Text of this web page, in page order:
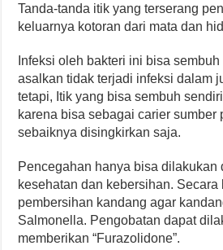
Tanda-tanda itik yang terserang
keluarnya kotoran dari mata dan
Infeksi oleh bakteri ini bisa
asalkan tidak terjadi infeksi dalam
tetapi, Itik yang bisa sembuh
karena bisa sebagai carier sumber
sebaiknya disingkirkan saja.
Pencegahan hanya bisa dilakukan
kesehatan dan kebersihan.
pembersihan kandang agar
Salmonella. Pengobatan dapat
memberikan “Furazolidone”.